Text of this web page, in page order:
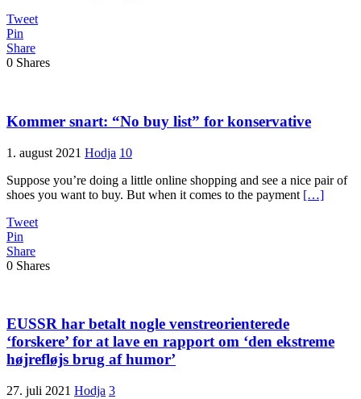
Tweet
Pin
Share
0 Shares
Kommer snart: “No buy list” for konservative
1. august 2021 Hodja 10
Suppose you’re doing a little online shopping and see a nice pair of
shoes you want to buy. But when it comes to the payment […]
Tweet
Pin
Share
0 Shares
EUSSR har betalt nogle venstreorienterede
‘forskere’ for at lave en rapport om ‘den ekstreme
højrefløjs brug af humor’
27. juli 2021 Hodja 3